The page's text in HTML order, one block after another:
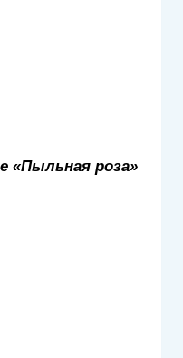
«Пыльная роза»